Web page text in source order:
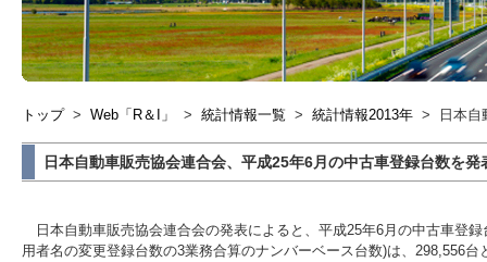
トップ > Web「R＆I」 > 統計情報一覧 > 統計情報2013年 > 日本
日本自動車販売協会連合会、平成25年6月の中古車登録台数を発
日本自動車販売協会連合会の発表によると、平成25年6月の中古車登
用者名の変更登録台数の3業務合算のナンバーベース台数)は、298,556